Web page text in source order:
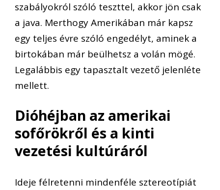
szabályokról szóló teszttel, akkor jön csak
a java. Merthogy Amerikában már kapsz
egy teljes évre szóló engedélyt, aminek a
birtokában már beülhetsz a volán mögé.
Legalábbis egy tapasztalt vezető jelenléte
mellett.
Dióhéjban az amerikai
sofőrökről és a kinti
vezetési kultúráról
Ideje félretenni mindenféle sztereotípiát